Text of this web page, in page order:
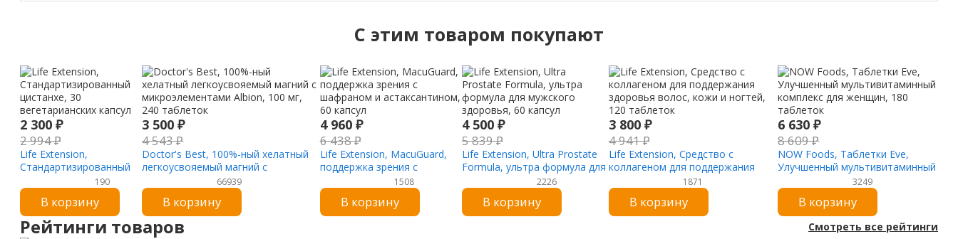
C этим товаром покупают
2 300 ₽
2 994₽
Life Extension,
Стандартизированный
вегетарианских капсул
190
В корзину
3 500₽
4 543₽
Doctor's Best, 100%-ный хелатный
легкоусвояемый магний с
микроэлементами Albion, 100 мг,
240 таблеток
66939
В корзину
4 960 ₽
6 438₽
Life Extension, MacuGuard,
поддержка зрения с
шафраном и астаксантином,
60 капсул
1508
В корзину
4 500 ₽
5 839₽
Life Extension, Ultra Prostate
Formula, ультра формула для
мужского здоровья, 60
капсул
2226
В корзину
3 800 ₽
4 941₽
Life Extension, Средство с
коллагеном для поддержания
здоровья волос, кожи и ногтей,
120 таблеток
1871
В корзину
6 630₽
8 609₽
NOW Foods, Таблетки Eve,
Улучшенный мультивитаминный
комплекс для женщин, 180
таблеток
3249
В корзину
Рейтинги товаров Смотреть все рейтинги